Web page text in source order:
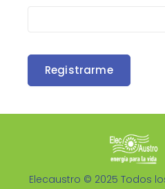
Registrarme
Elecaustro © 2025 Todos